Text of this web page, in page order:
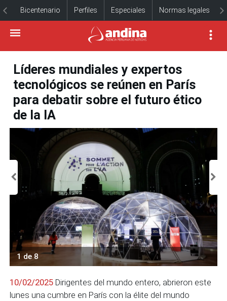
Bicentenario Perfiles Especiales Normas legales
Líderes mundiales y expertos
tecnológicos se reúnen en París
para debatir sobre el futuro ético
de la IA
1 de 8
10/02/2025 Dirigentes del mundo entero, abrieron este
lunes una cumbre en París con la élite del mundo